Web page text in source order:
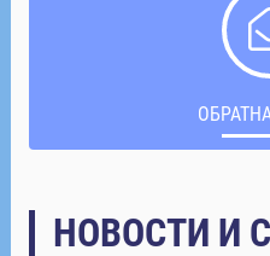
НОВОСТИ И